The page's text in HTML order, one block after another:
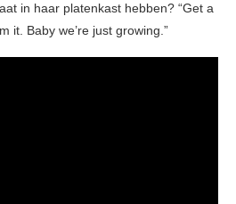
in haar platenkast hebben? “Get a
it. Baby we’re just growing.”